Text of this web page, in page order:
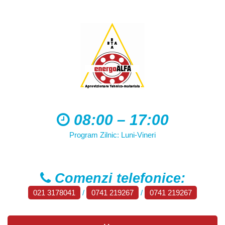
08:00 – 17:00
Program Zilnic: Luni-Vineri
Comenzi telefonice:
021 3178041 / 0741 219267 / 0741 219267